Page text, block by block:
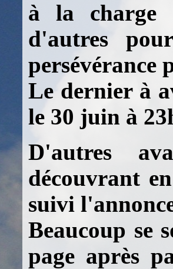
à la charge
d'autres
persévérance
Le dernier à
le 30 juin à
D'autres
découvrant
suivi
Beaucoup se
page après